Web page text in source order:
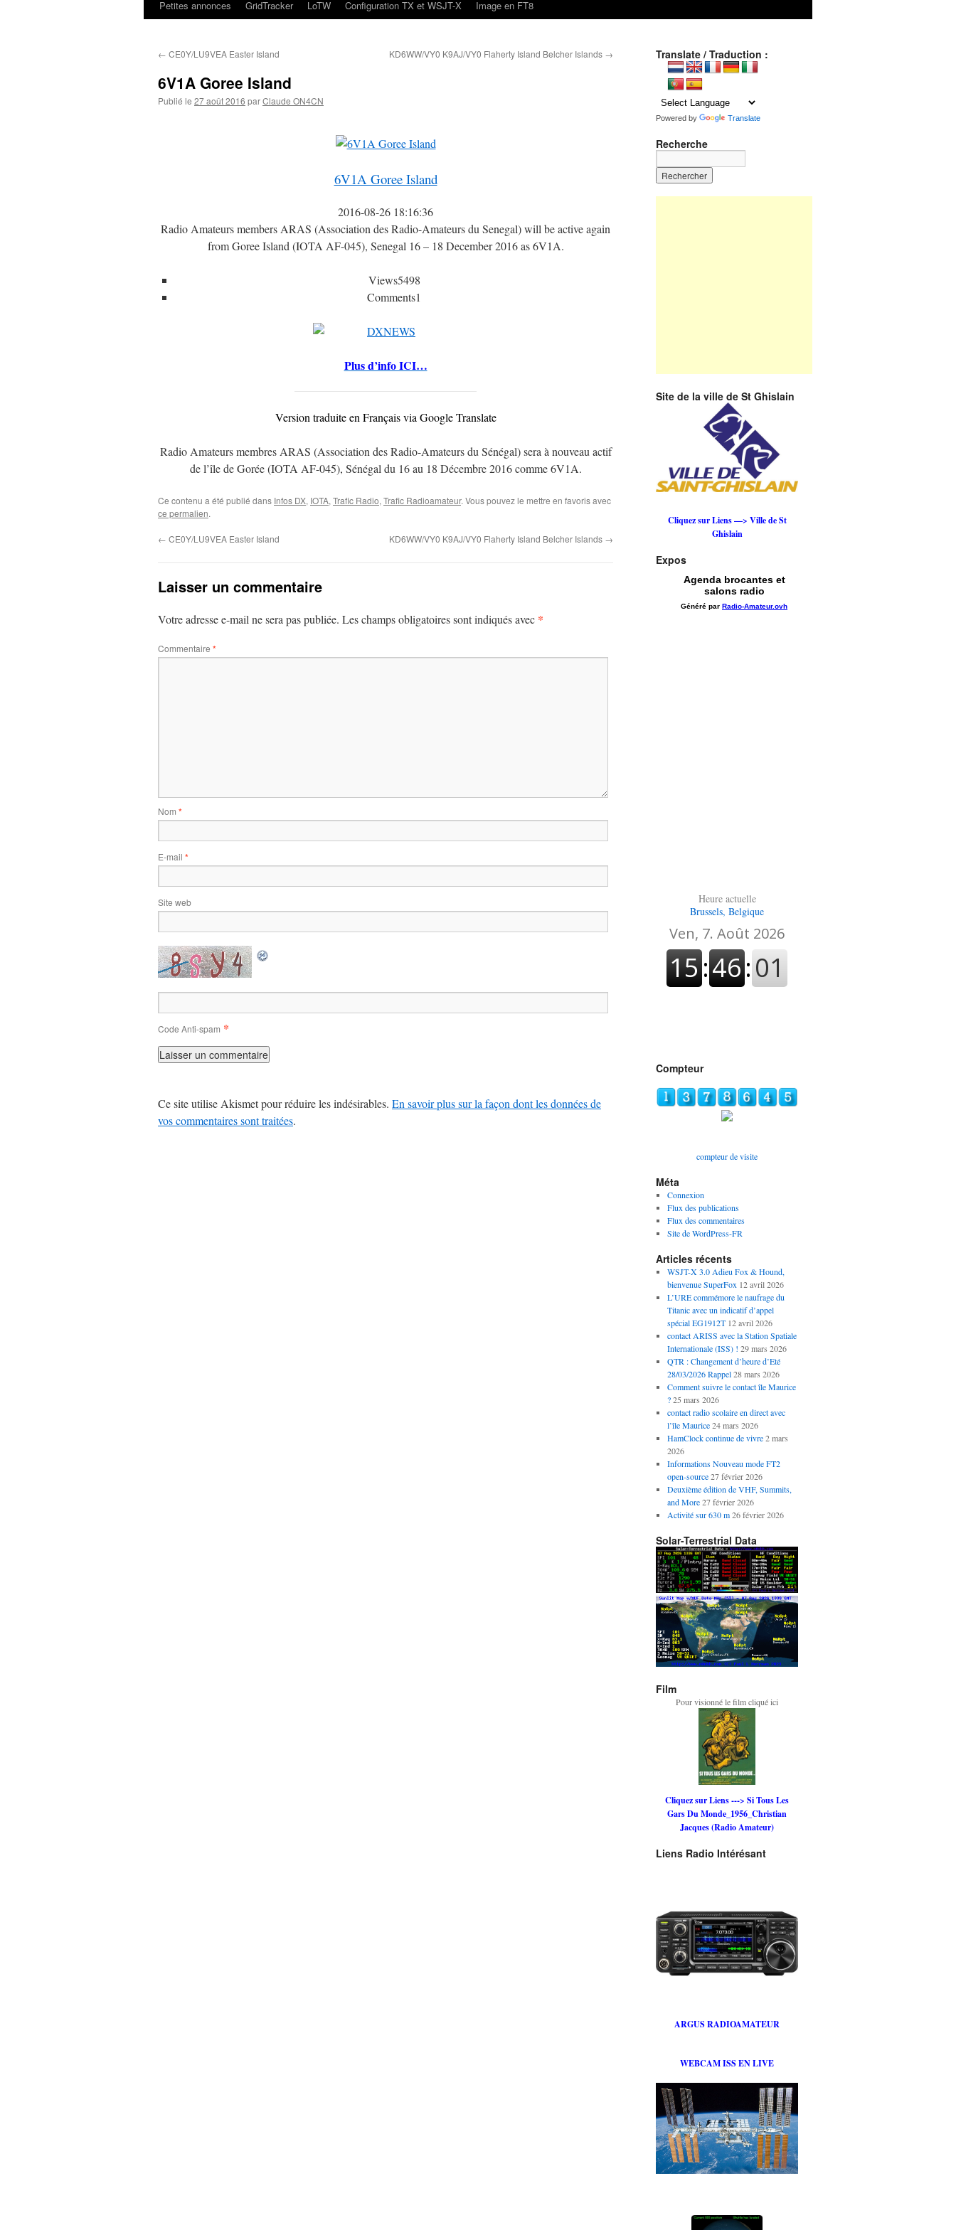
Petites annonces
GridTracker LoTW Configuration TX et WSJT-X Image en FT8
← CE0Y/LU9VEA Easter Island KD6WW/VY0 K9AJ/VY0 Flaherty Island Belcher Islands →
6V1A Goree Island
Publié le 27 août 2016 parClaude ON4CN
6V1A Goree Island
2016-08-26 18:16:36
Radio Amateurs members ARAS (Association des Radio-Amateurs du Senegal) will be active again
from Goree Island (IOTA AF-045), Senegal 16 – 18 December 2016 as 6V1A.
Views5498
Comments1
Plus d’info ICI…
Version traduite en Français via Google Translate
Radio Amateurs membres ARAS (Association des Radio-Amateurs du Sénégal) sera à nouveau actif
de l’île de Gorée (IOTA AF-045), Sénégal du 16 au 18 Décembre 2016 comme 6V1A.
Ce contenu a été publié dans Infos DX, IOTA, Trafic Radio, Trafic Radioamateur. Vous pouvez le mettre en favoris avec
ce permalien.
← CE0Y/LU9VEA Easter Island KD6WW/VY0 K9AJ/VY0 Flaherty Island Belcher Islands →
Laisser un commentaire
Votre adresse e-mail ne sera pas publiée. Les champs obligatoires sont indiqués avec *
Commentaire *
Nom *
E-mail *
Site web
Code Anti-spam *
Ce site utilise Akismet pour réduire les indésirables. En savoir plus sur la façon dont les données de
vos commentaires sont traitées.
Translate / Traduction :
Powered by Translate
Recherche
Site de la ville de St Ghislain
Cliquez sur Liens —> Ville de St
Ghislain
Expos
Heure actuelle
Brussels, Belgique
Compteur
compteur de visite
Méta
Connexion
Flux des publications
Flux des commentaires
Site de WordPress-FR
Articles récents
WSJT-X 3.0 Adieu Fox & Hound,
bienvenue SuperFox 12 avril 2026
L’URE commémore le naufrage du
Titanic avec un indicatif d’appel
spécial EG1912T 12 avril 2026
contact ARISS avec la Station Spatiale
Internationale (ISS) ! 29 mars 2026
QTR : Changement d’heure d’Eté
28/03/2026 Rappel 28 mars 2026
Comment suivre le contact île Maurice
? 25 mars 2026
contact radio scolaire en direct avec
l’île Maurice 24 mars 2026
HamClock continue de vivre 2 mars
2026
Informations Nouveau mode FT2
open-source 27 février 2026
Deuxième édition de VHF, Summits,
and More 27 février 2026
Activité sur 630 m 26 février 2026
Solar-Terrestrial Data
Film
Pour visionné le film cliqué ici
Cliquez sur Liens ---> Si Tous Les
Gars Du Monde_1956_Christian
Jacques (Radio Amateur)
Liens Radio Intérésant
ARGUS RADIOAMATEUR
WEBCAM ISS EN LIVE